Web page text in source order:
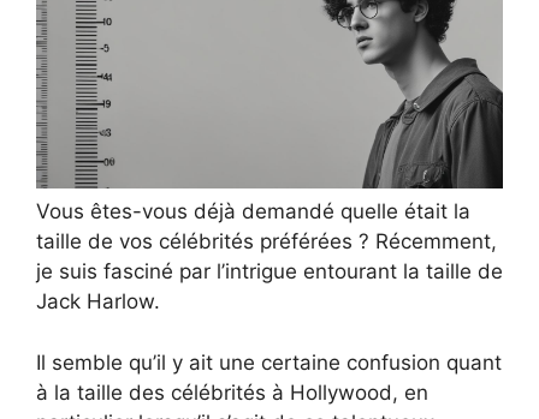
Vous êtes-vous déjà demandé quelle était la
taille de vos célébrités préférées ? Récemment,
je suis fasciné par l’intrigue entourant la taille de
Jack Harlow.
Il semble qu’il y ait une certaine confusion quant
à la taille des célébrités à Hollywood, en